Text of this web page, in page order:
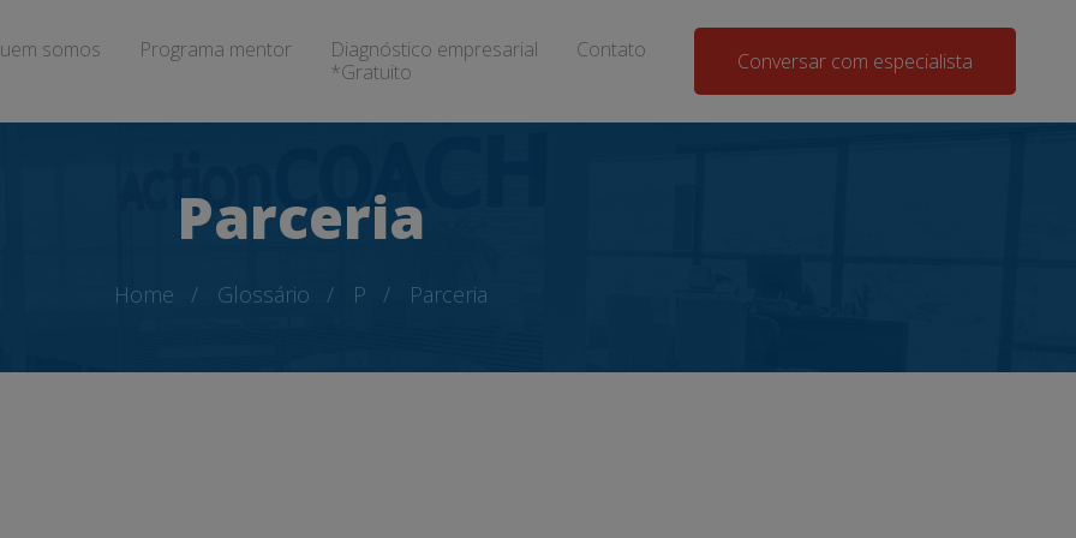
somos Programa mentor
Diagnóstico empresarial
*Gratuito
Contato Conversar com especialista
Parceria
Home Glossário P Parceria